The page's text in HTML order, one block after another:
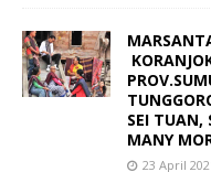
SEI TUAN,
MANY
23 April